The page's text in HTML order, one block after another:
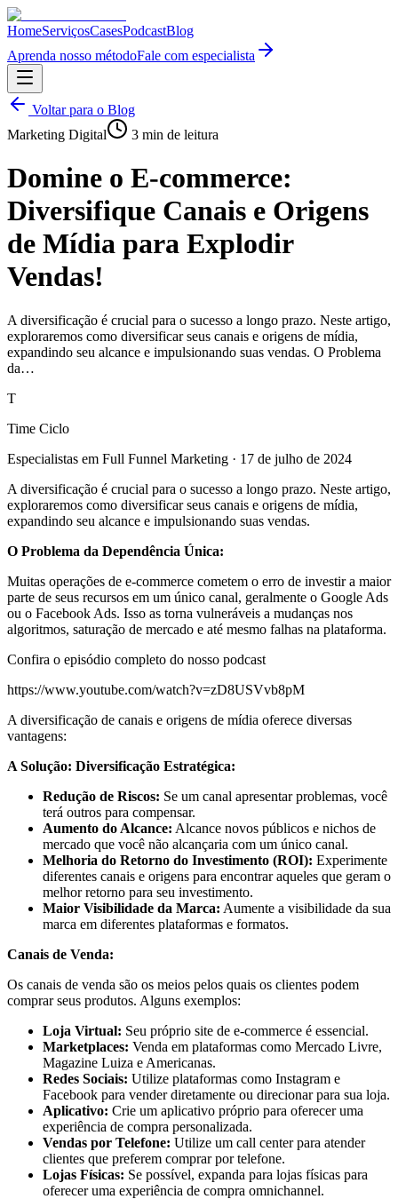
HomeServiçosCasesPodcastBlog
Aprenda nosso métodoFale com especialista
Voltar para o Blog
Marketing Digital
3 min de leitura
Domine o E-commerce:
Diversifique Canais e Origens
de Mídia para Explodir
Vendas!
A diversificação é crucial para o sucesso a longo prazo. Neste artigo,
exploraremos como diversificar seus canais e origens de mídia,
expandindo seu alcance e impulsionando suas vendas. O Problema
da…
T
Time Ciclo
Especialistas em Full Funnel Marketing · 17 de julho de 2024
A diversificação é crucial para o sucesso a longo prazo. Neste artigo,
exploraremos como diversificar seus canais e origens de mídia,
expandindo seu alcance e impulsionando suas vendas.
O Problema da Dependência Única:
Muitas operações de e-commerce cometem o erro de investir a maior
parte de seus recursos em um único canal, geralmente o Google Ads
ou o Facebook Ads. Isso as torna vulneráveis a mudanças nos
algoritmos, saturação de mercado e até mesmo falhas na plataforma.
Confira o episódio completo do nosso podcast
https://www.youtube.com/watch?v=zD8USVvb8pM
A diversificação de canais e origens de mídia oferece diversas
vantagens:
A Solução: Diversificação Estratégica:
Redução de Riscos: Se um canal apresentar problemas, você
terá outros para compensar.
Aumento do Alcance: Alcance novos públicos e nichos de
mercado que você não alcançaria com um único canal.
Melhoria do Retorno do Investimento (ROI): Experimente
diferentes canais e origens para encontrar aqueles que geram o
melhor retorno para seu investimento.
Maior Visibilidade da Marca: Aumente a visibilidade da sua
marca em diferentes plataformas e formatos.
Canais de Venda:
Os canais de venda são os meios pelos quais os clientes podem
comprar seus produtos. Alguns exemplos:
Loja Virtual: Seu próprio site de e-commerce é essencial.
Marketplaces: Venda em plataformas como Mercado Livre,
Magazine Luiza e Americanas.
Redes Sociais: Utilize plataformas como Instagram e
Facebook para vender diretamente ou direcionar para sua loja.
Aplicativo: Crie um aplicativo próprio para oferecer uma
experiência de compra personalizada.
Vendas por Telefone: Utilize um call center para atender
clientes que preferem comprar por telefone.
Lojas Físicas: Se possível, expanda para lojas físicas para
oferecer uma experiência de compra omnichannel.